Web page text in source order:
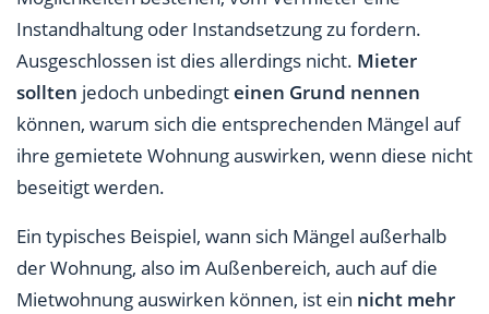
Instandhaltung oder Instandsetzung zu fordern.
Ausgeschlossen ist dies allerdings nicht. Mieter
sollten jedoch unbedingteinen Grund nennen
können, warum sich die entsprechenden Mängel auf
ihre gemietete Wohnung auswirken, wenn diese nicht
beseitigt werden.
Ein typisches Beispiel, wann sich Mängel außerhalb
der Wohnung, also im Außenbereich, auch auf die
Mietwohnung auswirken können, ist ein nicht mehr